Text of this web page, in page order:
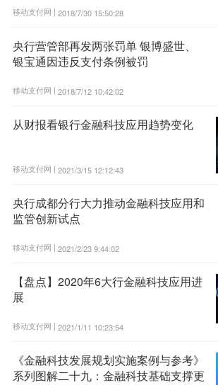
移动支付网 | 2018/7/30 15:50:28
央行营管部再发两张罚单 银博盛世、
银宝通因违反支付条例被罚
移动支付网 | 2018/7/12 10:42:02
从财报看银行金融科技应用趋势变化
移动支付网 | 2021/3/15 12:12:43
央行成都分行大力推动金融科技应用和
监管创新试点
移动支付网 | 2021/2/23 9:44:02
【盘点】2020年6大行金融科技应用进
展
移动支付网 | 2021/1/11 10:23:54
《金融科技发展规划实施案例与参考》
系列图解二十九：金融科技基础支撑更